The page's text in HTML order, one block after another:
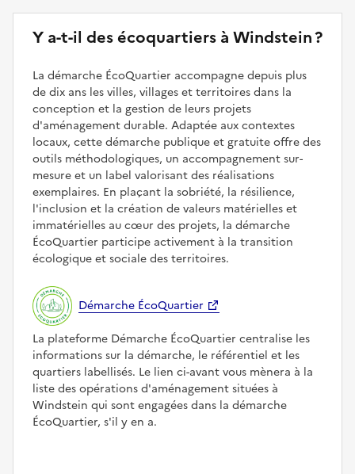
Y a-t-il des écoquartiers à Windstein ?
La démarche ÉcoQuartier accompagne depuis plus
de dix ans les villes, villages et territoires dans la
conception et la gestion de leurs projets
d'aménagement durable. Adaptée aux contextes
locaux, cette démarche publique et gratuite offre des
outils méthodologiques, un accompagnement sur-
mesure et un label valorisant des réalisations
exemplaires. En plaçant la sobriété, la résilience,
l'inclusion et la création de valeurs matérielles et
immatérielles au cœur des projets, la démarche
ÉcoQuartier participe activement à la transition
écologique et sociale des territoires.
Démarche ÉcoQuartier
La plateforme Démarche ÉcoQuartier centralise les
informations sur la démarche, le référentiel et les
quartiers labellisés. Le lien ci-avant vous mènera à la
liste des opérations d'aménagement situées à
Windstein qui sont engagées dans la démarche
ÉcoQuartier, s'il y en a.